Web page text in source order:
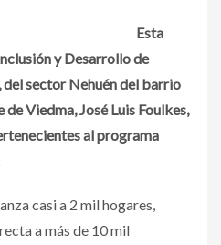
Esta
y Desarrollo de
sector Nehuén del barrio
Viedma, José Luis Foulkes,
al programa
casi a 2 mil hogares,
a más de 10 mil